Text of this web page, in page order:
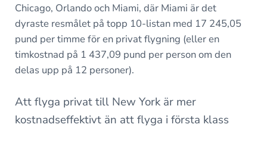
Chicago, Orlando och Miami, där Miami är det
dyraste resmålet på topp 10-listan med 17 245,05
pund per timme för en privat flygning (eller en
timkostnad på 1 437,09 pund per person om den
delas upp på 12 personer).
Att flyga privat till New York är mer
kostnadseffektivt än att flyga i första klass